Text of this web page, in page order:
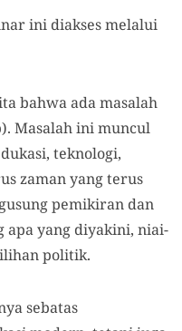
ini diakses melalui
bahwa ada masalah
Masalah ini muncul
teknologi,
zaman yang terus
pemikiran dan
yang diyakini, niai-
politik.
sebatas